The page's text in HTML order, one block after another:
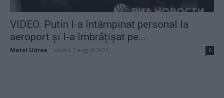
VIDEO. Putin l-a întâmpinat personal la
aeroport și l-a îmbrățișat pe...
Matei Udrea vineri, 2 august 2024 0